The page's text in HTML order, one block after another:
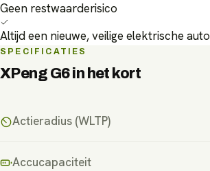
Geen restwaarderisico
Altijd een nieuwe, veilige elektrische auto
SPECIFICATIES
XPeng G6in het kort
Actieradius (WLTP)
Accucapaciteit